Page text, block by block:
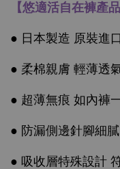
【悠適活自在褲產
● 日本製造 原裝進口
● 柔棉親膚 輕薄透
● 超薄無痕 如內褲
● 防漏側邊針腳細
● 吸收層特殊設計